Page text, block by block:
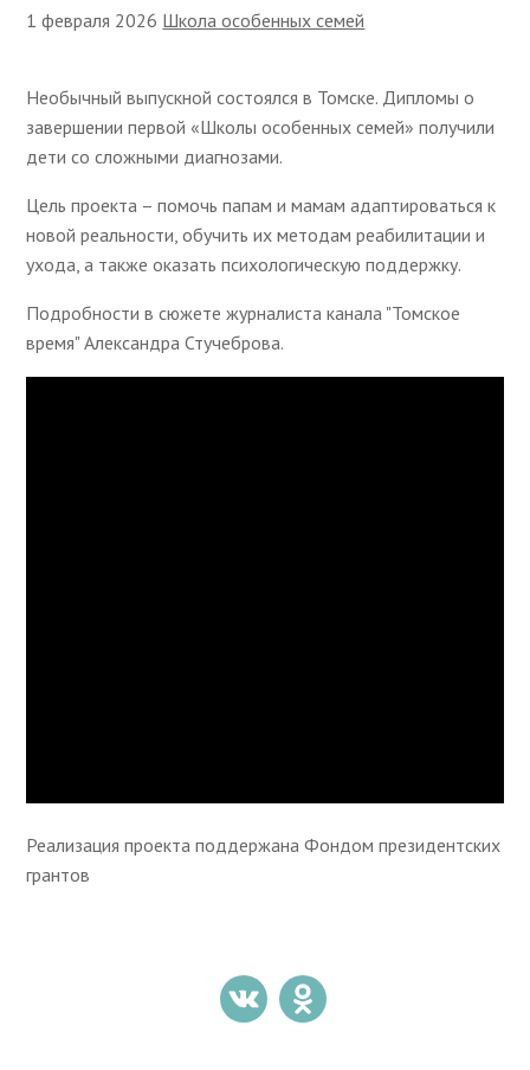
1 февраля 2026 Школа особенных семей
Необычный выпускной состоялся в Томске. Дипломы о
завершении первой «Школы особенных семей» получили
дети со сложными диагнозами.
Цель проекта – помочь папам и мамам адаптироваться к
новой реальности, обучить их методам реабилитации и
ухода, а также оказать психологическую поддержку.
Подробности в сюжете журналиста канала "Томское
время" Александра Стучеброва.
Реализация проекта поддержана Фондом президентских
грантов